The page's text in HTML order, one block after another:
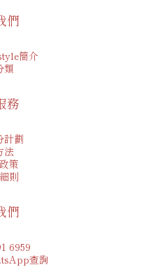
們
簡介
類
務
計劃
法
策
則
們
6959
查詢